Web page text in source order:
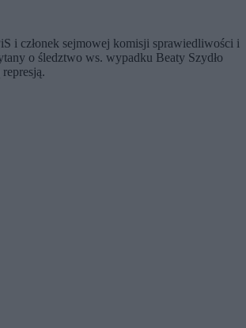
i członek sejmowej komisji sprawiedliwości i
o śledztwo ws. wypadku Beaty Szydło